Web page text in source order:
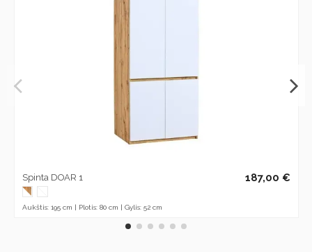
Spinta DOAR 1
Aukštis: 195 cm | Plotis: 80 cm | Gylis: 52 cm
187,00 €